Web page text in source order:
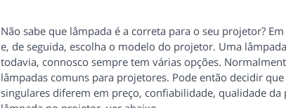
Não sabe que lâmpada é a correta para o seu projetor?
e, de seguida, escolha o modelo do projetor. Uma
todavia, connosco sempre tem várias opções.
lâmpadas comuns para projetores. Pode então decidir
singulares diferem em preço, confiabilidade, qualidade